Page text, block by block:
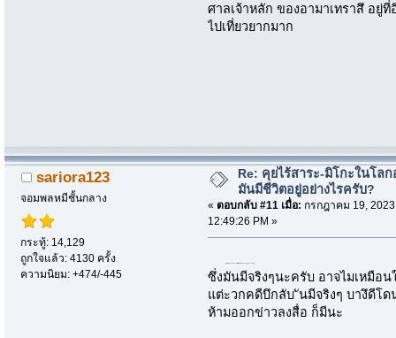
ศาลเจ้าหลัก ของอามาเทราสึ อยู่
ไปเที่ยวยากมาก
sariora123
จอมพลหมีชั้นกลาง
กระทู้: 14,129
ถูกใจแล้ว: 4130 ครั้ง
ความนิยม: +474/-445
Re: คุยไร้สาระ-มิโกะในโลก
มันมีชีวิตอยู่อย่างไรครับ?
« ตอบกลับ #11 เมื่อ: กรกฎาคม 19,
12:49:26 PM »
ซึ่งมันมีจริงๆนะครับ อาจไมเหมือ
แต่ะวกคดีบึกลับ ันมีจริงๆ บางึดีโ
ห้ามออกข่าวลงสื่อ ก็มีนะ